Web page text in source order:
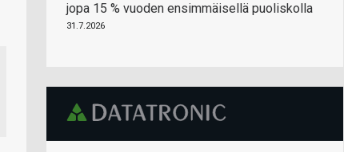
jopa 15 % vuoden ensimmäisellä puoliskolla
31.7.2026